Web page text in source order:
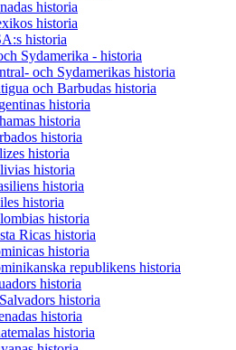
historia
historia
historia
Sydamerika - historia
och Sydamerikas historia
och Barbudas historia
historia
historia
historia
historia
historia
historia
historia
historia
Ricas historia
historia
republikens historia
historia
historia
historia
historia